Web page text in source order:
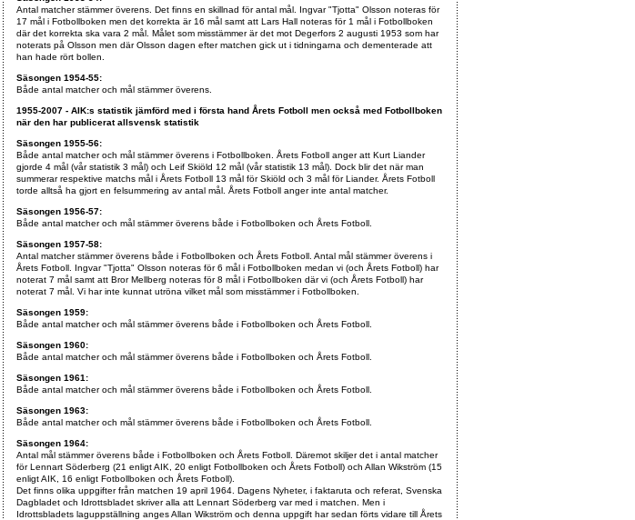
Antal matcher stämmer överens. Det finns en skillnad för antal mål. Ingvar "Tjotta" Olsson noteras för
17 mål i Fotbollboken men det korrekta är 16 mål samt att Lars Hall noteras för 1 mål i Fotbollboken
där det korrekta ska vara 2 mål. Målet som misstämmer är det mot Degerfors 2 augusti 1953 som har
noterats på Olsson men där Olsson dagen efter matchen gick ut i tidningarna och dementerade att
han hade rört bollen.
Säsongen 1954-55:
Både antal matcher och mål stämmer överens.
1955-2007 - AIK:s statistik jämförd med i första hand Årets Fotboll men också med Fotbollboken
när den har publicerat allsvensk statistik
Säsongen 1955-56:
Både antal matcher och mål stämmer överens i Fotbollboken. Årets Fotboll anger att Kurt Liander
gjorde 4 mål (vår statistik 3 mål) och Leif Skiöld 12 mål (vår statistik 13 mål). Dock blir det när man
summerar respektive matchs mål i Årets Fotboll 13 mål för Skiöld och 3 mål för Liander. Årets Fotboll
torde alltså ha gjort en felsummering av antal mål. Årets Fotboll anger inte antal matcher.
Säsongen 1956-57:
Både antal matcher och mål stämmer överens både i Fotbollboken och Årets Fotboll.
Säsongen 1957-58:
Antal matcher stämmer överens både i Fotbollboken och Årets Fotboll. Antal mål stämmer överens i
Årets Fotboll. Ingvar "Tjotta" Olsson noteras för 6 mål i Fotbollboken medan vi (och Årets Fotboll) har
noterat 7 mål samt att Bror Mellberg noteras för 8 mål i Fotbollboken där vi (och Årets Fotboll) har
noterat 7 mål. Vi har inte kunnat utröna vilket mål som misstämmer i Fotbollboken.
Säsongen 1959:
Både antal matcher och mål stämmer överens både i Fotbollboken och Årets Fotboll.
Säsongen 1960:
Både antal matcher och mål stämmer överens både i Fotbollboken och Årets Fotboll.
Säsongen 1961:
Både antal matcher och mål stämmer överens både i Fotbollboken och Årets Fotboll.
Säsongen 1963:
Både antal matcher och mål stämmer överens både i Fotbollboken och Årets Fotboll.
Säsongen 1964:
Antal mål stämmer överens både i Fotbollboken och Årets Fotboll. Däremot skiljer det i antal matcher
för Lennart Söderberg (21 enligt AIK, 20 enligt Fotbollboken och Årets Fotboll) och Allan Wikström (15
enligt AIK, 16 enligt Fotbollboken och Årets Fotboll).
Det finns olika uppgifter från matchen 19 april 1964. Dagens Nyheter, i faktaruta och referat, Svenska
Dagbladet och Idrottsbladet skriver alla att Lennart Söderberg var med i matchen. Men i
Idrottsbladets laguppställning anges Allan Wikström och denna uppgift har sedan förts vidare till Årets